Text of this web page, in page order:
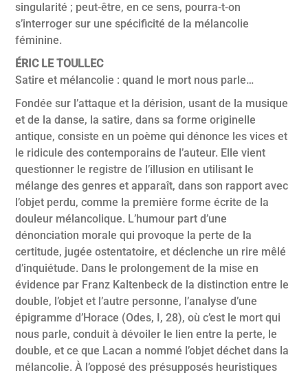
singularité ; peut-être, en ce sens, pourra-t-on
s’interroger sur une spécificité de la mélancolie
féminine.
ÉRIC LE TOULLEC
Satire et mélancolie : quand le mort nous parle…
Fondée sur l’attaque et la dérision, usant de la musique
et de la danse, la satire, dans sa forme originelle
antique, consiste en un poème qui dénonce les vices et
le ridicule des contemporains de l’auteur. Elle vient
questionner le registre de l’illusion en utilisant le
mélange des genres et apparaît, dans son rapport avec
l’objet perdu, comme la première forme écrite de la
douleur mélancolique. L’humour part d’une
dénonciation morale qui provoque la perte de la
certitude, jugée ostentatoire, et déclenche un rire mêlé
d’inquiétude. Dans le prolongement de la mise en
évidence par Franz Kaltenbeck de la distinction entre le
double, l’objet et l’autre personne, l’analyse d’une
épigramme d’Horace (Odes, I, 28), où c’est le mort qui
nous parle, conduit à dévoiler le lien entre la perte, le
double, et ce que Lacan a nommé l’objet déchet dans la
mélancolie. À l’opposé des présupposés heuristiques